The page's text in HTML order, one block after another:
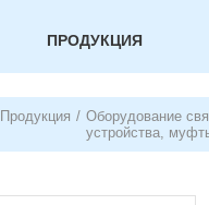
ПРОДУКЦИЯ
Продукция / Оборудование
устройства,